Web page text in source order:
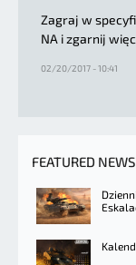
Zagraj w
NA i zgarnij
02/20/2017 - 10:41
FEATURED NEWS